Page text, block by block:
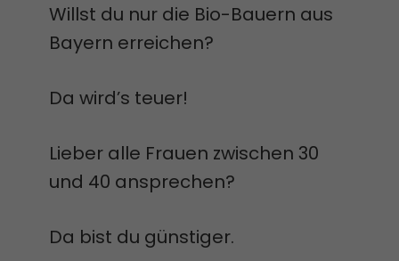
Willst du nur die Bio-Bauern aus
Bayern erreichen?
Da wird’s teuer!
Lieber alle Frauen zwischen 30
und 40 ansprechen?
Da bist du günstiger.